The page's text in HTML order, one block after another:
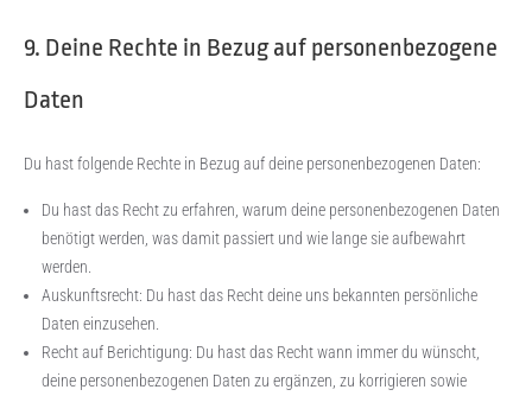
9. Deine Rechte in Bezug auf personenbezogene
Daten
Du hast folgende Rechte in Bezug auf deine personenbezogenen Daten:
Du hast das Recht zu erfahren, warum deine personenbezogenen Daten
benötigt werden, was damit passiert und wie lange sie aufbewahrt
werden.
Auskunftsrecht: Du hast das Recht deine uns bekannten persönliche
Daten einzusehen.
Recht auf Berichtigung: Du hast das Recht wann immer du wünscht,
deine personenbezogenen Daten zu ergänzen, zu korrigieren sowie